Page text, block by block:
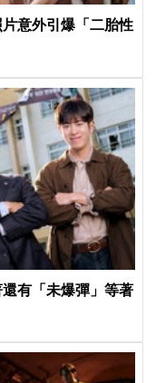
意外引爆「二胎性
有「未爆彈」等著